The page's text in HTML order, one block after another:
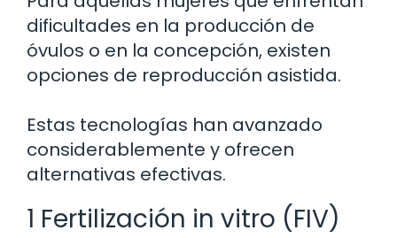
dificultades en la producción de
óvulos o en la concepción, existen
opciones de reproducción asistida.
Estas tecnologías han avanzado
considerablemente y ofrecen
alternativas efectivas.
1 Fertilización in vitro (FIV)